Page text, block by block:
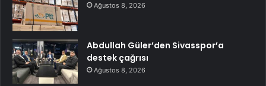
Ağustos 8, 2026
Abdullah Güler’den Sivasspor’a
destek çağrısı
Ağustos 8, 2026